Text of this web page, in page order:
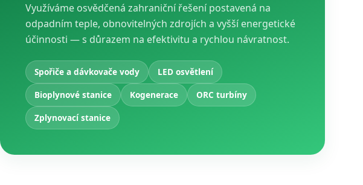
Využíváme osvědčená zahraniční řešení postavená na
odpadním teple, obnovitelných zdrojích a vyšší energetické
účinnosti — s důrazem na efektivitu a rychlou návratnost.
Spořiče a dávkovače vody
LED osvětlení
Bioplynové stanice
Kogenerace
ORC turbíny
Zplynovací stanice